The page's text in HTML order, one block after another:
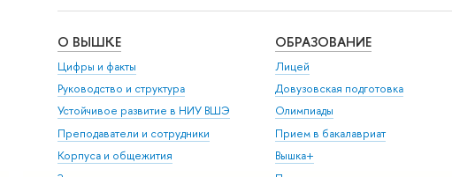
О ВЫШКЕ
Цифры и факты
Руководство и структура
Устойчивое развитие в НИУ ВШЭ
Преподаватели и сотрудники
Корпуса и общежития
ОБРАЗОВАНИЕ
Лицей
Довузовская подготовка
Олимпиады
Прием в бакалавриат
Вышка+